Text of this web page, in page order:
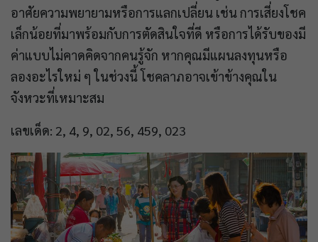
อาศัยความพยายามหรือการแลกเปลี่ยน เช่น การเสี่ยงโชค
เล็กน้อยที่มาพร้อมกับการตัดสินใจที่ดี หรือการได้รับของมี
ค่าแบบไม่คาดคิดจากคนรู้จัก หากคุณมีแผนลงทุนหรือ
ลองอะไรใหม่ ๆ ในช่วงนี้ โชคลาภอาจเข้าข้างคุณใน
จังหวะที่เหมาะสม
เลขเด็ด: 2, 4, 9, 02, 56, 459, 023